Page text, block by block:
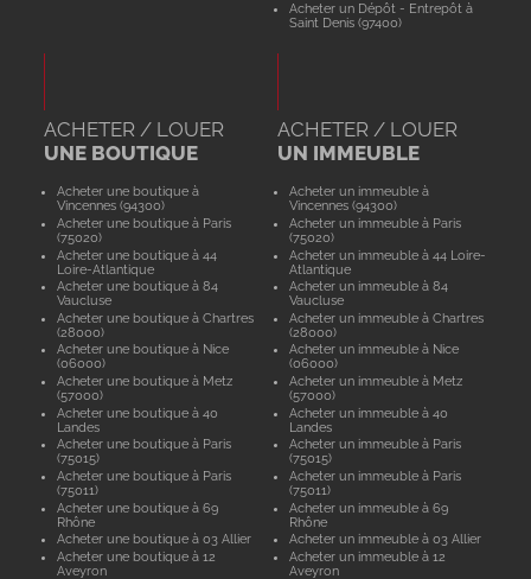
Acheter un Dépôt - Entrepôt à
Saint Denis (97400)
ACHETER / LOUER
UNE BOUTIQUE
Acheter une boutique à
Vincennes (94300)
Acheter une boutique à Paris
(75020)
Acheter une boutique à 44
Loire-Atlantique
Acheter une boutique à 84
Vaucluse
Acheter une boutique à Chartres
(28000)
Acheter une boutique à Nice
(06000)
Acheter une boutique à Metz
(57000)
Acheter une boutique à 40
Landes
Acheter une boutique à Paris
(75015)
Acheter une boutique à Paris
(75011)
Acheter une boutique à 69
Rhône
Acheter une boutique à 03 Allier
Acheter une boutique à 12
Aveyron
ACHETER / LOUER
UN IMMEUBLE
Acheter un immeuble à
Vincennes (94300)
Acheter un immeuble à Paris
(75020)
Acheter un immeuble à 44 Loire-
Atlantique
Acheter un immeuble à 84
Vaucluse
Acheter un immeuble à Chartres
(28000)
Acheter un immeuble à Nice
(06000)
Acheter un immeuble à Metz
(57000)
Acheter un immeuble à 40
Landes
Acheter un immeuble à Paris
(75015)
Acheter un immeuble à Paris
(75011)
Acheter un immeuble à 69
Rhône
Acheter un immeuble à 03 Allier
Acheter un immeuble à 12
Aveyron